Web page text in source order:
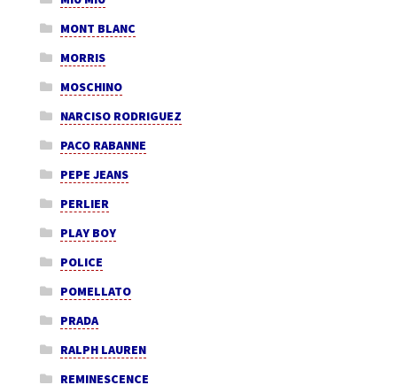
MONT BLANC
MORRIS
MOSCHINO
NARCISO RODRIGUEZ
PACO RABANNE
PEPE JEANS
PERLIER
PLAY BOY
POLICE
POMELLATO
PRADA
RALPH LAUREN
REMINESCENCE